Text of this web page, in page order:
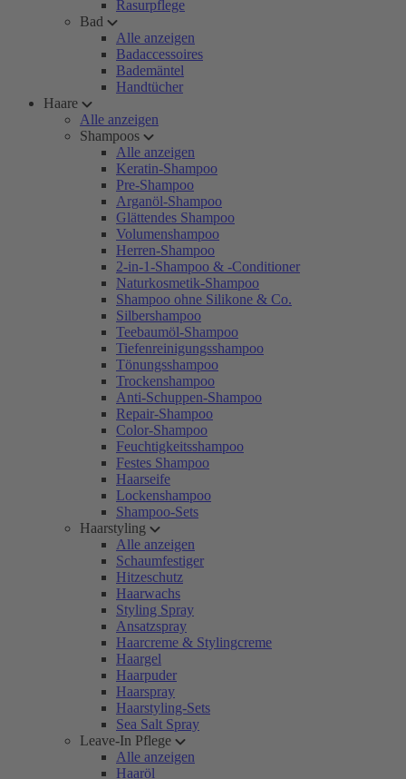
Rasurpflege
Bad
Alle anzeigen
Badaccessoires
Bademäntel
Handtücher
Haare
Alle anzeigen
Shampoos
Alle anzeigen
Keratin-Shampoo
Pre-Shampoo
Arganöl-Shampoo
Glättendes Shampoo
Volumenshampoo
Herren-Shampoo
2-in-1-Shampoo & -Conditioner
Naturkosmetik-Shampoo
Shampoo ohne Silikone & Co.
Silbershampoo
Teebaumöl-Shampoo
Tiefenreinigungsshampoo
Tönungsshampoo
Trockenshampoo
Anti-Schuppen-Shampoo
Repair-Shampoo
Color-Shampoo
Feuchtigkeitsshampoo
Festes Shampoo
Haarseife
Lockenshampoo
Shampoo-Sets
Haarstyling
Alle anzeigen
Schaumfestiger
Hitzeschutz
Haarwachs
Styling Spray
Ansatzspray
Haarcreme & Stylingcreme
Haargel
Haarpuder
Haarspray
Haarstyling-Sets
Sea Salt Spray
Leave-In Pflege
Alle anzeigen
Haaröl